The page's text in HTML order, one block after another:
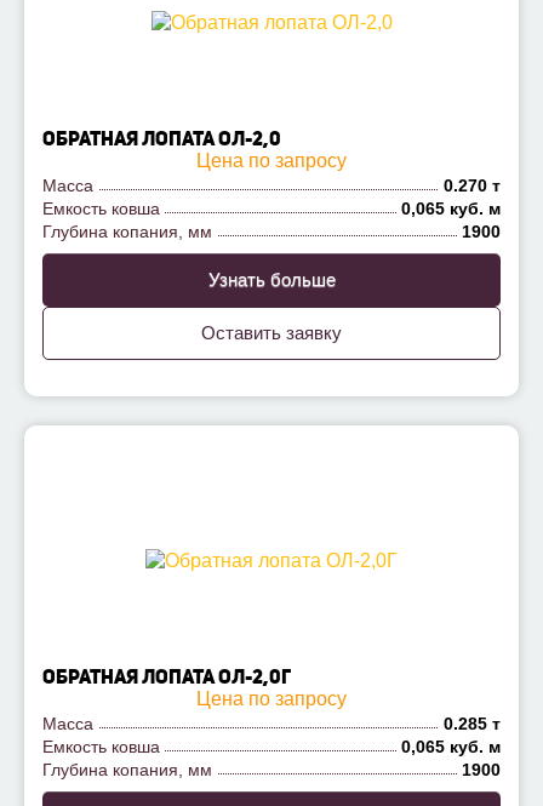
ОБРАТНАЯ ЛОПАТА ОЛ-2,0
Цена по запросу
Масса
0.270 т
Емкость ковша
0,065 куб. м
Глубина копания, мм
1900
Узнать больше
Оставить заявку
ОБРАТНАЯ ЛОПАТА ОЛ-2,0Г
Цена по запросу
Масса
0.285 т
Емкость ковша
0,065 куб. м
Глубина копания, мм
1900